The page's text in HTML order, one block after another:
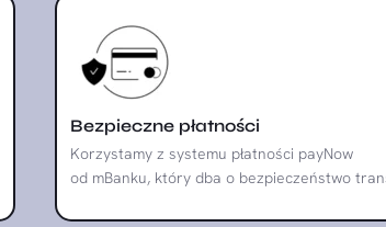
Bezpieczne płatności
Korzystamy z systemu płatności payNow
od mBanku, który dba o bezpieczeństwo